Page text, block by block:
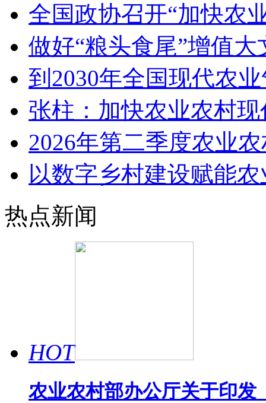
全国政协召开“加快农
做好“粮头食尾”增值大
到2030年全国现代农
张柱：加快农业农村
2026年第二季度农业
以数字乡村建设赋能
热点新闻
HOT
农业农村部办公厅关于印发